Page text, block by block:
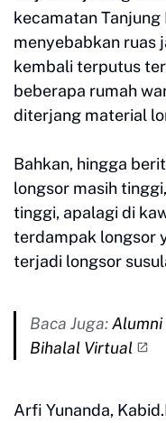
kecamatan Tanjung
menyebabkan ruas
kembali terputus
beberapa rumah
diterjang material
Bahkan, hingga
longsor masih
tinggi, apalagi di
terdampak longsor
terjadi longsor
Baca Juga:
Bihalal Virtual
Arfi Yunanda,